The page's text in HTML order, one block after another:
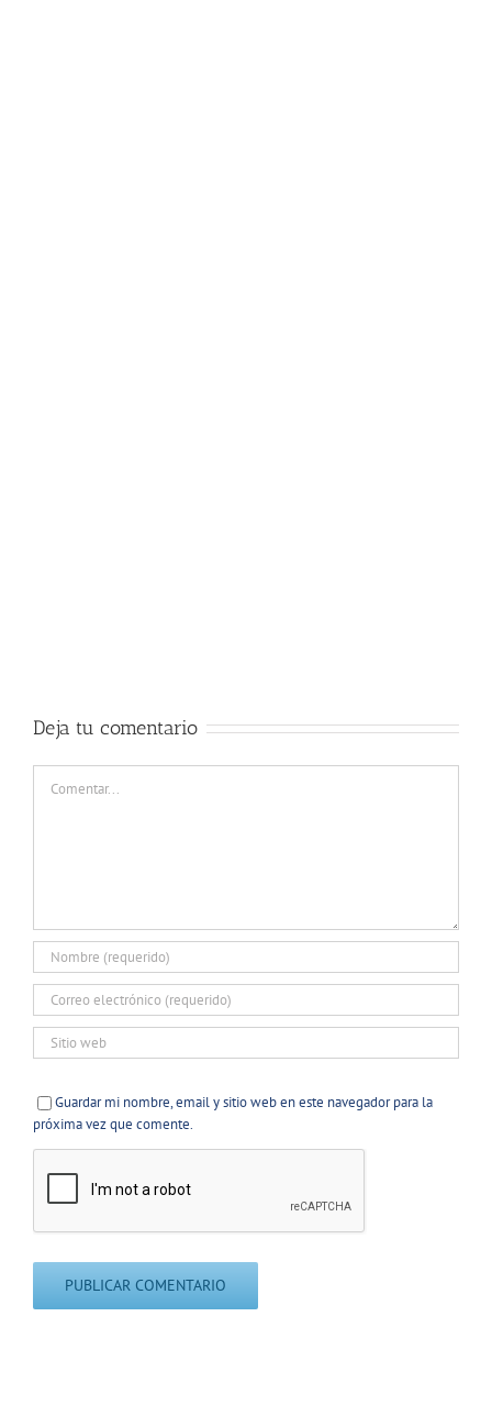
Deja tu comentario
Guardar mi nombre, email y sitio web en este navegador para la
próxima vez que comente.